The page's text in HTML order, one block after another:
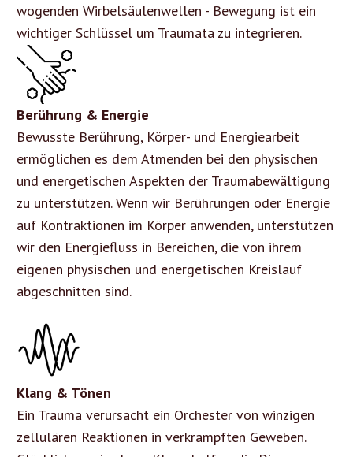
wogenden Wirbelsäulenwellen - Bewegung ist ein
wichtiger Schlüssel um Traumata zu integrieren.
Berührung & Energie
Bewusste Berührung, Körper- und Energiearbeit
ermöglichen es dem Atmenden bei den physischen
und energetischen Aspekten der Traumabewältigung
zu unterstützen. Wenn wir Berührungen oder Energie
auf Kontraktionen im Körper anwenden, unterstützen
wir den Energiefluss in Bereichen, die von ihrem
eigenen physischen und energetischen Kreislauf
abgeschnitten sind.
Klang & Tönen
Ein Trauma verursacht ein Orchester von winzigen
zellulären Reaktionen in verkrampften Geweben.